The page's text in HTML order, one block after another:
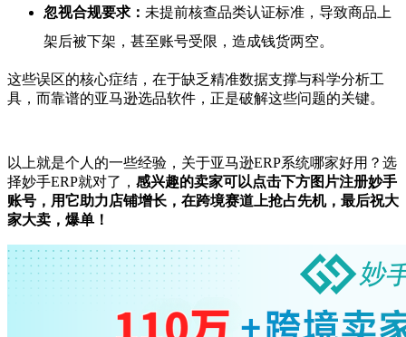
忽视合规要求： 未提前核查品类认证标准，导致商品上
架后被下架，甚至账号受限，造成钱货两空。
这些误区的核心症结，在于缺乏精准数据支撑与科学分析工
具，而靠谱的亚马逊选品软件，正是破解这些问题的关键。
以上就是个人的一些经验，关于亚马逊ERP系统哪家好用？选
择妙手ERP就对了， 感兴趣的卖家可以点击下方图片注册妙手
账号， 用它助力店铺增长，在跨境赛道上抢占先机，最后祝大
家大卖，爆单！